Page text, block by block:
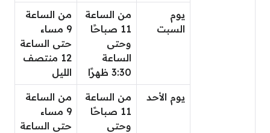
يوم
السبت
من الساعة
11 صباحًا
وحتى
الساعة
3:30 ظهرًا
من الساعة
9 مساء
حتى الساعة
12 منتصف
الليل
يوم الأحد
من الساعة
11 صباحًا
وحتى
من الساعة
9 مساء
حتى الساعة